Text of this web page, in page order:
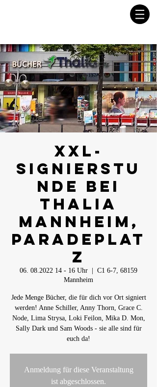
XXL-
Signierstu
nde bei
Thalia
Mannheim,
Paradeplat
z
06. 08.2022 14 - 16 Uhr
C1 6-7, 68159
Mannheim
Jede Menge Bücher, die für dich vor Ort signiert
werden! Anne Schiller, Anny Thorn, Grace C.
Node, Lima Strysa, Loki Feilon, Mika D. Mon,
Sally Dark und Sam Woods - sie alle sind für
euch da!
Anmeldung für diese Veranstaltung
ist abgeschlossen.